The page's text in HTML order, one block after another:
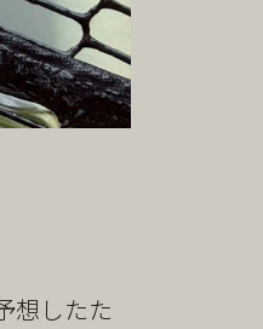
想したた